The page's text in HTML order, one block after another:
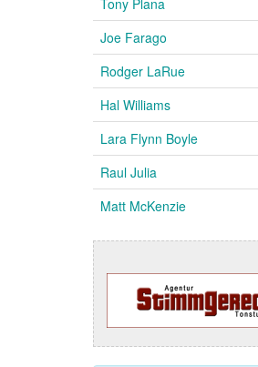
Joe Farago
Rodger LaRue
Hal Williams
Lara Flynn Boyle
Raul Julia
Matt McKenzie